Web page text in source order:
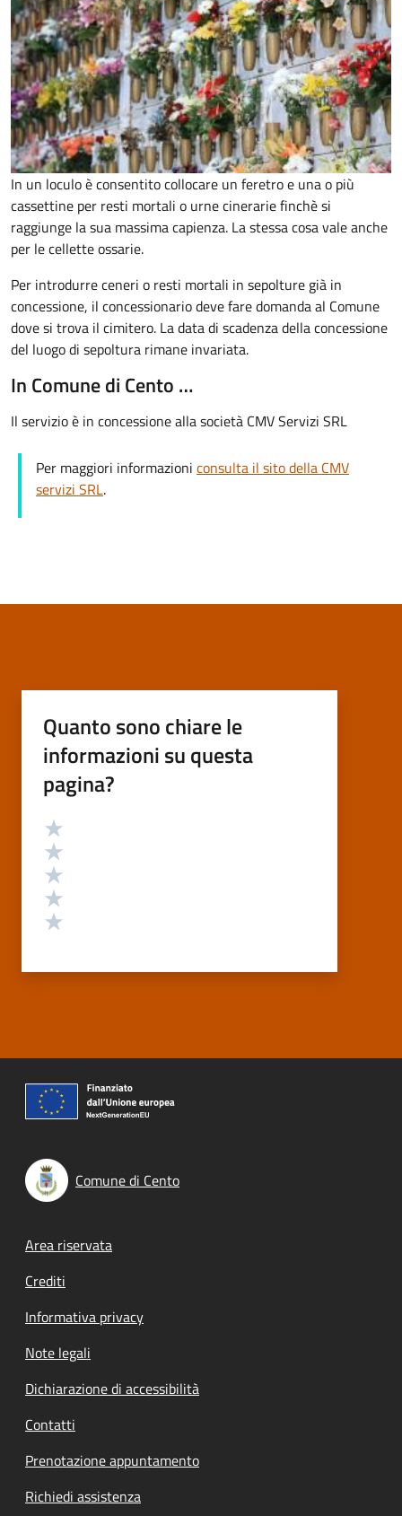
In un loculo è consentito collocare un feretro e una o più
cassettine per resti mortali o urne cinerarie finchè si
raggiunge la sua massima capienza. La stessa cosa vale anche
per le cellette ossarie.
Per introdurre ceneri o resti mortali in sepolture già in
concessione, il concessionario deve fare domanda al Comune
dove si trova il cimitero. La data di scadenza della concessione
del luogo di sepoltura rimane invariata.
In Comune di Cento …
Il servizio è in concessione alla società CMV Servizi SRL
Per maggiori informazioni consulta il sito della CMV
servizi SRL.
Quanto sono chiare le
informazioni su questa
pagina?
Valutazione
Comune di Cento
Footer menu
Area riservata
Crediti
Informativa privacy
Note legali
Dichiarazione di accessibilità
Contatti
Prenotazione appuntamento
Richiedi assistenza